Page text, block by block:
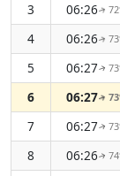
3
06:26↑
4
06:26↑
5
06:27↑
6
06:27↑
7
06:27↑
8
06:26↑